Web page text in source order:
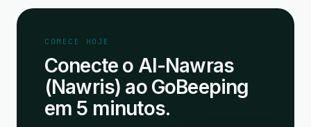
COMECE HOJE
Conecte o Al-Nawras
(Nawris) ao GoBeeping
em 5 minutos.